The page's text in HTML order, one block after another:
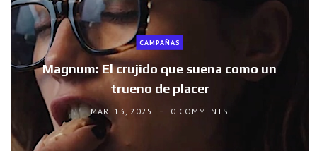
CAMPAÑAS
Magnum: El crujido que suena como un
trueno de placer
MAR. 13, 2025 0 COMMENTS